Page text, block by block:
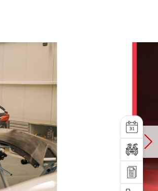
სერვისი
ტესტ დრაივი
დაგვიკავშირდი